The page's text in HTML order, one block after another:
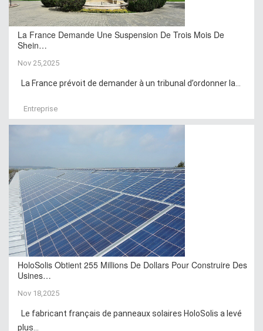
La France Demande Une Suspension De Trois Mois De
Shein…
Nov 25,2025
La France prévoit de demander à un tribunal d’ordonner la...
Entreprise
HoloSolis Obtient 255 Millions De Dollars Pour Construire Des
Usines…
Nov 18,2025
Le fabricant français de panneaux solaires HoloSolis a levé
plus...